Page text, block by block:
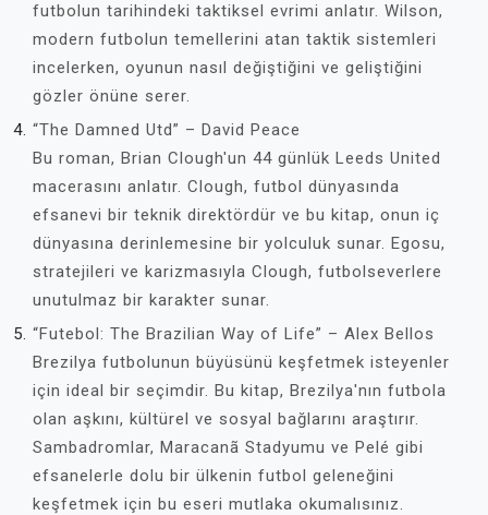
futbolun tarihindeki taktiksel evrimi anlatır. Wilson,
modern futbolun temellerini atan taktik sistemleri
incelerken, oyunun nasıl değiştiğini ve geliştiğini
gözler önüne serer.
“The Damned Utd” – David Peace
Bu roman, Brian Clough'un 44 günlük Leeds United
macerasını anlatır. Clough, futbol dünyasında
efsanevi bir teknik direktördür ve bu kitap, onun iç
dünyasına derinlemesine bir yolculuk sunar. Egosu,
stratejileri ve karizmasıyla Clough, futbolseverlere
unutulmaz bir karakter sunar.
“Futebol: The Brazilian Way of Life” – Alex Bellos
Brezilya futbolunun büyüsünü keşfetmek isteyenler
için ideal bir seçimdir. Bu kitap, Brezilya'nın futbola
olan aşkını, kültürel ve sosyal bağlarını araştırır.
Sambadromlar, Maracanã Stadyumu ve Pelé gibi
efsanelerle dolu bir ülkenin futbol geleneğini
keşfetmek için bu eseri mutlaka okumalısınız.